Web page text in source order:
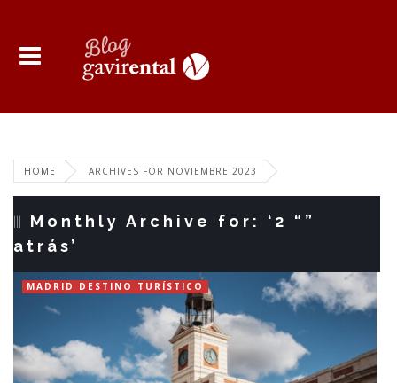
HOME ARCHIVES FOR NOVIEMBRE 2023
Monthly Archive for: ‘2 “”
atrás’
MADRID DESTINO TURÍSTICO